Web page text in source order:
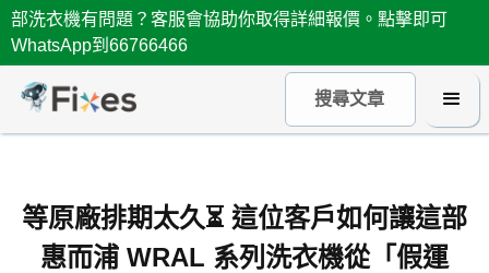
部洗衣機有問題？客服會協助你取得詳細報價。點擊即可
WhatsApp到66766466
等原廠排期太久⏳ 這位客戶如何讓這部
惠而浦 WRAL 系列洗衣機從「假運